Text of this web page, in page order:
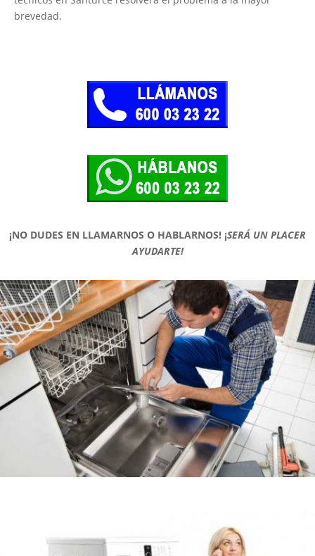
brevedad.
¡NO DUDES EN LLAMARNOS O HABLARNOS! ¡SERÁ UN PLACER
AYUDARTE!